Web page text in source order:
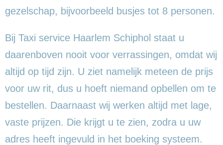
gezelschap, bijvoorbeeld busjes tot 8 personen.
Bij Taxi service Haarlem Schiphol staat u
daarenboven nooit voor verrassingen, omdat wij
altijd op tijd zijn. U ziet namelijk meteen de prijs
voor uw rit, dus u hoeft niemand opbellen om te
bestellen. Daarnaast wij werken altijd met lage,
vaste prijzen. Die krijgt u te zien, zodra u uw
adres heeft ingevuld in het boeking systeem.